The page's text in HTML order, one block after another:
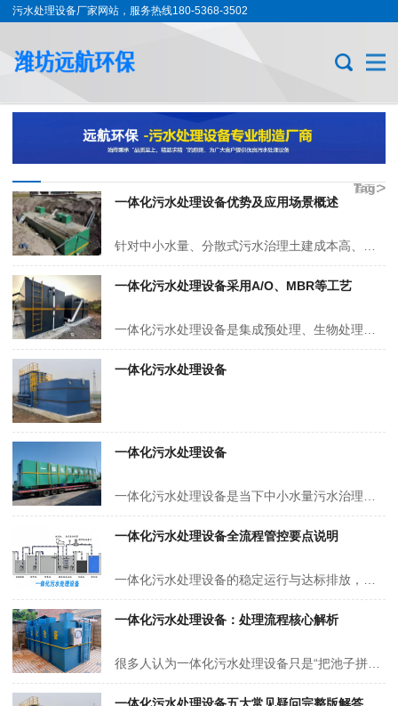
污水处理设备厂家网站，服务热线180-5368-3502
首页>
Tag:
水处
一体化污水处理设备优势及应用场景概述
一体化污水处理设备采用A/O、MBR等工艺
一体化污水处理设备
一体化污水处理设备
一体化污水处理设备全流程管控要点说明
一体化污水处理设备：处理流程核心解析